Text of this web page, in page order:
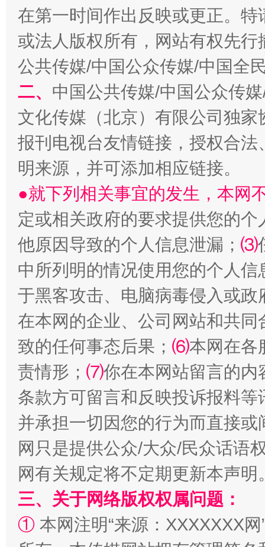
国家大学科技园优化重塑工作
扯下公款旅游的“隐身衣” 如何以
“蜀中异人”王建安的艺术幻境
完善运行机制助力责任有效落实 一纸欠
在第一时间作出反映或更正。
或法人版权所有，网站有权先
公共传媒/中国公众传媒/中国全
二、 中国公共传媒/中国公众传
文化传媒（北京）有限公司独
报刊电视台友情链接，授权合
明来源，并可添加相应链接。
●就下列相关事宜的发生，本网
定或相关政府的要求提供您的个
他原因导致的个人信息泄漏； ⑶
中所列明的情况使用您的个人
于黑客攻击、电脑病毒侵入或
在本网的企业、公司网站和共
致的任何事态后果； ⑹本网在各
责情形； ⑺你在本网站留言的内
条款方可留言和反映投诉报料
并承担一切因您的行为而直接
网只是提供公众/大众/民众话语
网有关规定将不定期更新本声明
三、关于网络版权权属问题：
① 本网注明“来源：XXXXXXX